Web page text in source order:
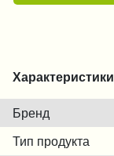
Характеристики
Бренд
Тип продукта